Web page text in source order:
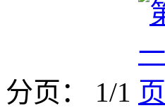
分页： 1/1